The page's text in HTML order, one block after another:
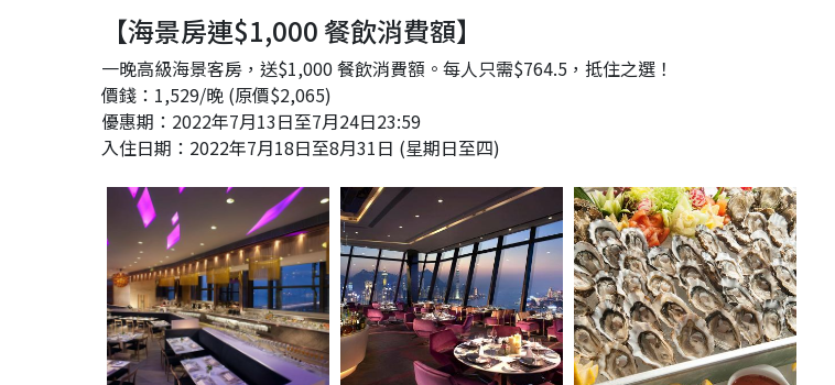
【海景房連$1,000 餐飲消費額】
一晚高級海景客房，送$1,000 餐飲消費額。每人只需$764.5，抵住之選！
價錢：1,529/晚 (原價$2,065)
優惠期：2022年7月13日至7月24日23:59
入住日期：2022年7月18日至8月31日 (星期日至四)